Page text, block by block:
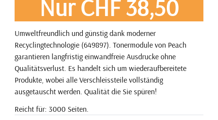
Nur CHF 38,50
Umweltfreundlich und günstig dank moderner
Recyclingtechnologie (649897). Tonermodule von Peach
garantieren langfristig einwandfreie Ausdrucke ohne
Qualitätsverlust. Es handelt sich um wiederaufbereitete
Produkte, wobei alle Verschleissteile vollständig
ausgetauscht werden. Qualität die Sie spüren!
Reicht für: 3000 Seiten.